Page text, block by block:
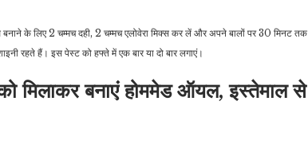
बनाने के लिए 2 चम्मच दही, 2 चम्मच एलोवेरा मिक्स कर लें और अपने बालों पर 30 मिनट तक
रहते हैं। इस पेस्ट को हफ्ते में एक बार या दो बार लगाएं।
मिलाकर बनाएं होममेड ऑयल, इस्तेमाल से